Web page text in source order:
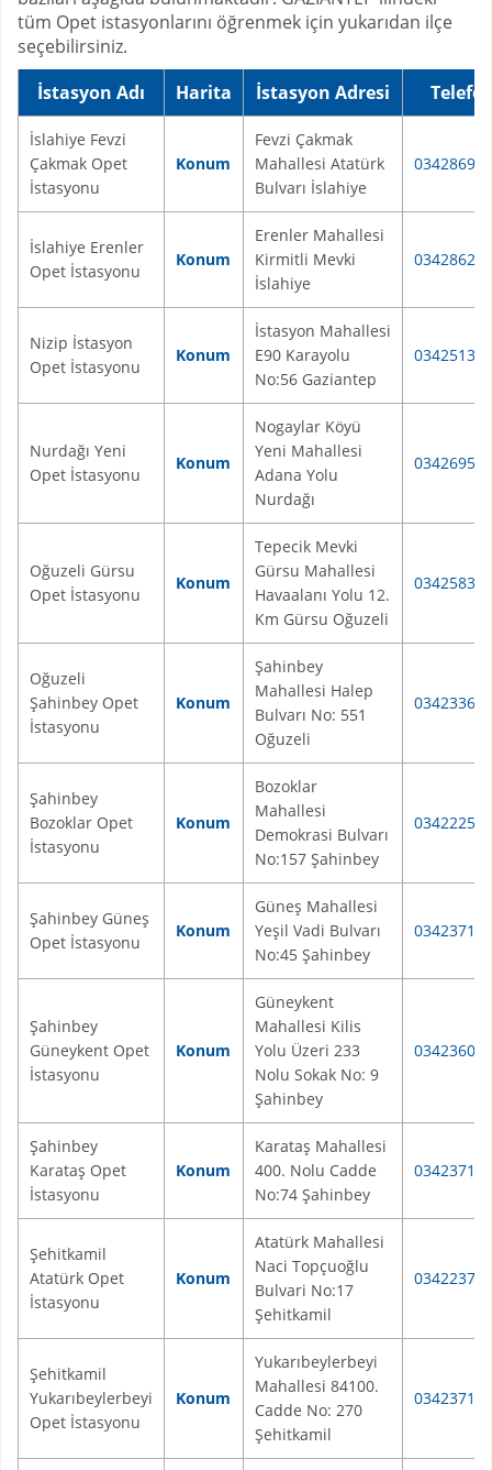
tüm Opet istasyonlarını öğrenmek için yukarıdan ilçe
seçebilirsiniz.
İstasyon Adı
Harita İstasyon Adresi
İslahiye Fevzi
Çakmak Opet
İstasyonu
Konum
Fevzi Çakmak
Mahallesi Atatürk
Bulvarı İslahiye
İslahiye Erenler
Opet İstasyonu
Konum
Erenler Mahallesi
Kirmitli Mevki
İslahiye
Nizip İstasyon
Opet İstasyonu
Konum
İstasyon Mahallesi
E90 Karayolu
No:56 Gaziantep
Nurdağı Yeni
Opet İstasyonu
Konum
Nogaylar Köyü
Yeni Mahallesi
Adana Yolu
Nurdağı
Oğuzeli Gürsu
Opet İstasyonu
Konum
Tepecik Mevki
Gürsu Mahallesi
Havaalanı Yolu 12.
Km Gürsu Oğuzeli
Oğuzeli
Şahinbey Opet
İstasyonu
Konum
Şahinbey
Mahallesi Halep
Bulvarı No: 551
Oğuzeli
Şahinbey
Bozoklar Opet
İstasyonu
Konum
Bozoklar
Mahallesi
Demokrasi Bulvarı
No:157 Şahinbey
Şahinbey Güneş
Opet İstasyonu
Konum
Güneş Mahallesi
Yeşil Vadi Bulvarı
No:45 Şahinbey
Şahinbey
Güneykent Opet
İstasyonu
Konum
Güneykent
Mahallesi Kilis
Yolu Üzeri 233
Nolu Sokak No: 9
Şahinbey
Şahinbey
Karataş Opet
İstasyonu
Konum
Karataş Mahallesi
400. Nolu Cadde
No:74 Şahinbey
Şehitkamil
Atatürk Opet
İstasyonu
Konum
Atatürk Mahallesi
Naci Topçuoğlu
Bulvari No:17
Şehitkamil
Şehitkamil
Yukarıbeylerbeyi
Opet İstasyonu
Konum
Yukarıbeylerbeyi
Mahallesi 84100.
Cadde No: 270
Şehitkamil